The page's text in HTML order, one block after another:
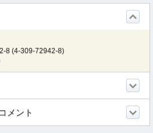
8 (4-309-72942-8)
メント